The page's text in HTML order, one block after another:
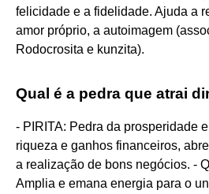
felicidade e a fidelidade. Ajuda a
amor próprio, a autoimagem
Rodocrosita e kunzita).
Qual é a pedra que atrai
- PIRITA: Pedra da prosperidade
riqueza e ganhos financeiros,
a realização de bons negócios. -
Amplia e emana energia para o